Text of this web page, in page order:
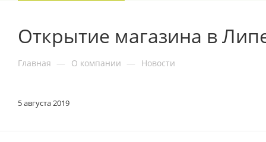
Открытие магазина в
Главная — О компании — Новости
5 августа 2019